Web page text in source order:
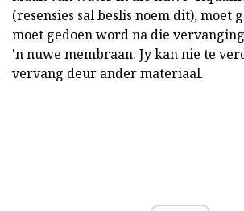
(resensies sal beslis noem dit), moet
moet gedoen word na die
'n nuwe membraan. Jy kan nie te
vervang deur ander materiaal.